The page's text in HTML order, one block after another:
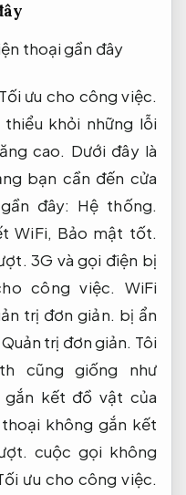
Tối ưu cho công việc.
khỏi những lỗi
cao. Dưới đây là
bạn cần đến cửa
đây: Hệ thống.
WiFi, Bảo mật tốt.
3G và gọi điện bị
công việc. WiFi
trị đơn giản. bị ẩn
Quản trị đơn giản. Tôi
cũng giống như
gắn kết đồ vật của
không gắn kết
cuộc gọi không
ưu cho công việc.